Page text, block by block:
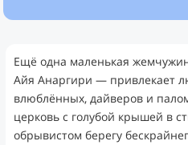
Ещё одна маленькая
Айя Анаргири — привлекает
влюблённых, дайверов и
церковь с голубой крышей в
обрывистом берегу